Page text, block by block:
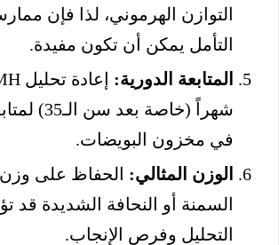
التوازن الهرموني، لذا فإن
التأمل يمكن أن تكون مفيدة.
المتابعة الدورية:
شهراً (خاصة
في مخزون البويضات.
الوزن المثالي: الحفاظ على
السمنة أو النحافة الشديدة قد
التحليل وفرص الإنجاب.